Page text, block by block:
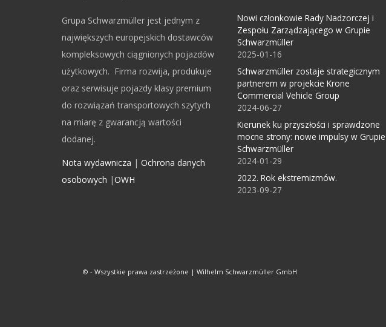
Grupa Schwarzmüller jest jednym z
największych europejskich dostawców
kompleksowych ciągnionych pojazdów
użytkowych. Firma rozwija, produkuje
oraz serwisuje pojazdy klasy premium
do rozwiązań transportowych szytych
na miarę z gwarancją wartości
dodanej.
Nota wydawnicza | Ochrona danych
osobowych |OWH
Nowi członkowie Rady Nadzorczej i
Zespołu Zarządzającego w Grupie
Schwarzmüller
2025-01-16
Schwarzmüller zostaje strategicznym
partnerem w projekcie Krone
Commercial Vehicle Group
2024-06-27
Kierunek ku przyszłości i sprawdzone
mocne strony: nowe impulsy w Grupie
Schwarzmüller
2024-01-29
2022. Rok ekstremizmów.
2023-09-27
© - Wszystkie prawa zastrzeżone | Wilhelm Schwarzmüller GmbH